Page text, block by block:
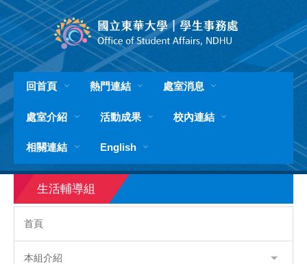
跳
到
主
要
內
容
區
回首頁 熱門連結 處室消息
處室介紹 活動成果 校內連結
相關連結 English
生活輔導組
首頁
本組介紹